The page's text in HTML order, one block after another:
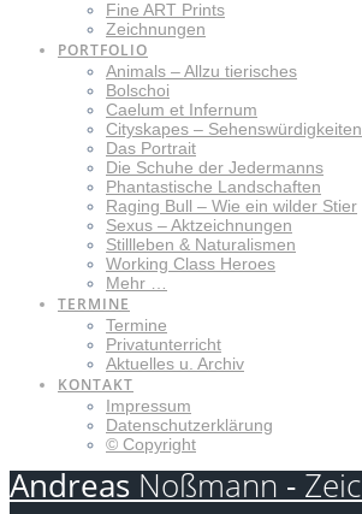
Fine ART Prints
Zeichnungen
PORTFOLIO
Animals – Allzu tierisches
Bolschoi
Caelum et Infernum
Cityskapes – Sehenswürdigkeiten
Das Portrait
Die Schuhe der Jedermanns
Phantastische Landschaften
Raging Bull – Wie ein wilder Stier
Sexus – Aktzeichnungen
Stillleben & Naturalismen
Working Class Heroes
Mehr …
TERMINE
Termine
Privatunterricht
Aktuelles u. Archiv
KONTAKT
Impressum
Datenschutzerklärung
© Copyright
Andreas Noßmann -